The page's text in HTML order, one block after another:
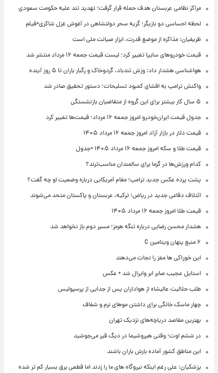
مراکز نظامی عربستان هدف حمله قرار گرفت؛ تهدید تند علیه حکومت سعودی
لحظه احساسی دو بازیگر؛ گریه سحر دولتشاهی در آغوش غزل شاکری+فیلم
ظریفیان: مذاکره از موضع قدرت، ابزار صیانت ملی است
قیمت خودروهای سایپا تغییر کرد؛ لیست قیمت جمعه ۱۶ مرداد منتشر شد
هواشناسی هشدار داد: وزش تندباد، گردوخاک و رگبار باران تا ۵ روز آینده
واکنش ترامپ به افشای کمبود تسلیحات؛ دستور تحقیق صادر شد
۵ سال کار بیشتر برای این گروه از متقاضیان بازنشستگی
جدول قیمت ایران‌خودرو امروز جمعه ۱۶ مرداد؛ قیمت‌ها تغییر کرد
قیمت دلار در بازار آزاد امروز جمعه ۱۶ مرداد ۱۴۰۵
قیمت طلا و سکه امروز جمعه ۱۶ مرداد ۱۴۰۵ +جدول
کدام ورزش‌ها در گرما برای سالمندان مناسب‌ترند؟
پشت پرده عکس جدید ترامپ؛ مقام آمریکایی درباره وضعیت او چه گفت؟
ائتلاف دفاعی جدید در ریاض؛ ترکیه، عربستان و پاکستان متحد می‌شوند
قیمت طلا امروز جمعه ۱۶ مرداد ۱۴۰۵
هشدار محسن رضایی درباره تنگه هرمز؛ مسیر دوم باز نخواهد شد
۶ منبع پنهان ویتامین C
این خوراکی ها مغز را نجات می‌دهند
استایل عجیب صابر ابر وایرال شد + عکس
طلب حلالیت عالیشاه از هواداران پس از جدایی از پرسپولیس
چهار ماسک خانگی برای داشتن موهای نرم و شفاف
بهترین مقاصد دریاچه‌های نزدیک تهران
در ششم اوت؛ وقتی هیروشیما در دیگ قیر می‌جوشید
این مناطق کشور آماده بارش باران باشند
پزشکیان: علی رغم اینکه نیروگاه های ما را زدند اما قطعی برق بسیار کم تر شده